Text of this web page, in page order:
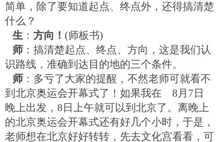
简单，除了要知道起点、终点外，还得搞清楚
什么？
生 ： 方向！ (师板书)
师 ：搞清楚起点、终点、方向，这是我们认
识路线，准确到达目的地的三个条件。
师 ：多亏了大家的提醒，不然老师可就看不
到北京奥运会开幕式了！如果我在 8月 7 日
晚上出发， 8 日上午就可以到北京了。离晚上
的北京奥运会开幕式还有好几个小时，于是，
老师想在北京好好转转，先去文化宫看看，可